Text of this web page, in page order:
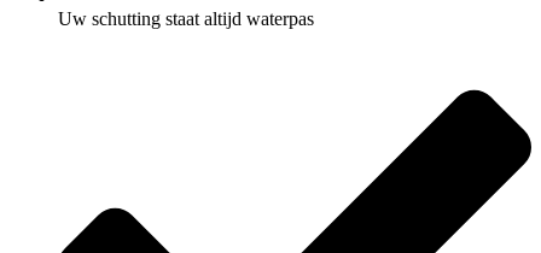
Uw schutting staat altijd waterpas